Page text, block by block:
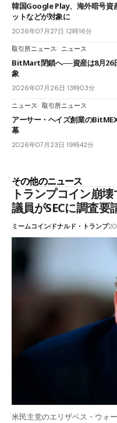
韓国Google Play、海外暗号資
ットなどが対象に
2026年07月27日 12時16分
取引所ニュース ニュース
BitMart閉鎖へ──資産は8月26
象
2026年07月26日 13時03分
ニュース 取引所ニュース
アーサー・ヘイズ創業の
幕
2026年07月23日 19時42分
その他のニュース
トランプコイン崩
議員がSECに調査要
ミームコインドナルド・トランプ
米民主党のエリザベス・ウォ